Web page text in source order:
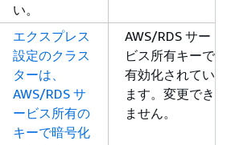
い。
エクスプレス
設定のクラス
ターは、
AWS/RDS サ
ービス所有の
キーで暗号化
AWS/RDS サー
ビス所有キーで
有効化されてい
ます。変更でき
ません。